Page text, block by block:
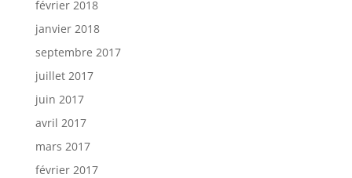
février 2018
janvier 2018
septembre 2017
juillet 2017
juin 2017
avril 2017
mars 2017
février 2017